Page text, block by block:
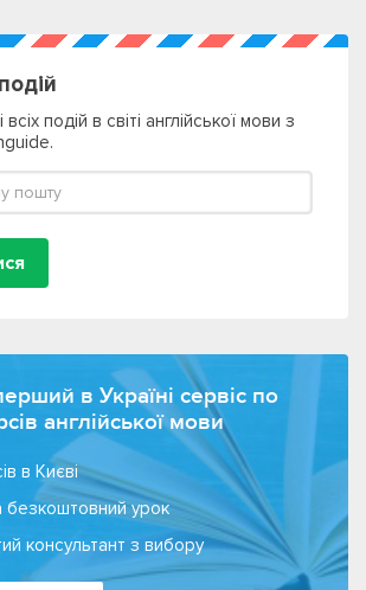
подій в світі англійської мови з
в Україні сервіс по
англійської мови
в Києві
безкоштовний урок
консультант з вибору